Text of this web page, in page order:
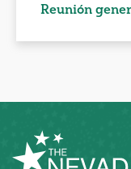
Reunión